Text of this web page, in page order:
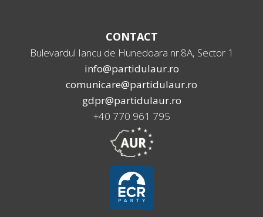
CONTACT
Bulevardul Iancu de Hunedoara nr.8A, Sector 1
info@partidulaur.ro
comunicare@partidulaur.ro
gdpr@partidulaur.ro
+40 770 961 795